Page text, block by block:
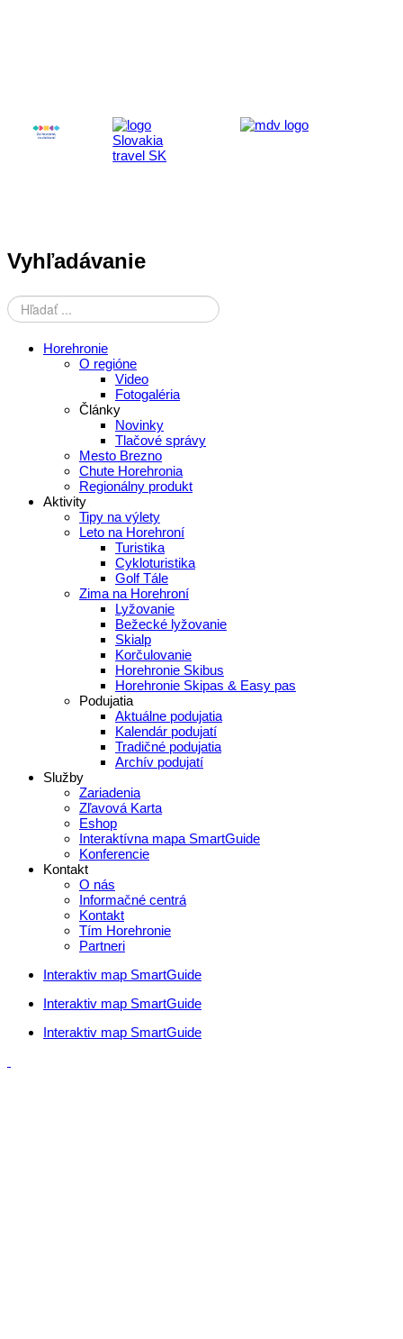
Vyhľadávanie
Horehronie
O regióne
Video
Fotogaléria
Články
Novinky
Tlačové správy
Mesto Brezno
Chute Horehronia
Regionálny produkt
Aktivity
Tipy na výlety
Leto na Horehroní
Turistika
Cykloturistika
Golf Tále
Zima na Horehroní
Lyžovanie
Bežecké lyžovanie
Skialp
Korčulovanie
Horehronie Skibus
Horehronie Skipas & Easy pas
Podujatia
Aktuálne podujatia
Kalendár podujatí
Tradičné podujatia
Archív podujatí
Služby
Zariadenia
Zľavová Karta
Eshop
Interaktívna mapa SmartGuide
Konferencie
Kontakt
O nás
Informačné centrá
Kontakt
Tím Horehronie
Partneri
Interaktiv map SmartGuide
Interaktiv map SmartGuide
Interaktiv map SmartGuide